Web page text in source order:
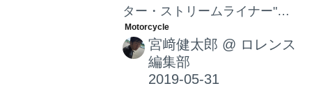
ター・ストリームライナー"に
より2輪速度記録を更新して50
年になります。この偉業に
は、ひとりの男の速度記録に
宮﨑健太郎 @ ロレンス
編集部